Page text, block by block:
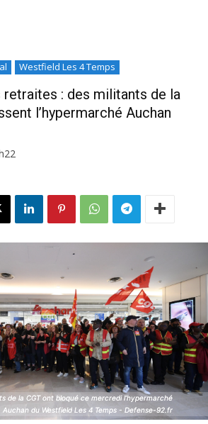
Westfield Les 4 Temps
retraites : des militants de la
l’hypermarché Auchan
de la CGT ont bloqué ce mercredi l’hypermarché
Auchan du Westfield Les 4 Temps - Defense-92.fr
de la CGT ont bloqué ce mercredi l’hypermarché
Auchan du Westfield Les 4 Temps - Defense-92.fr